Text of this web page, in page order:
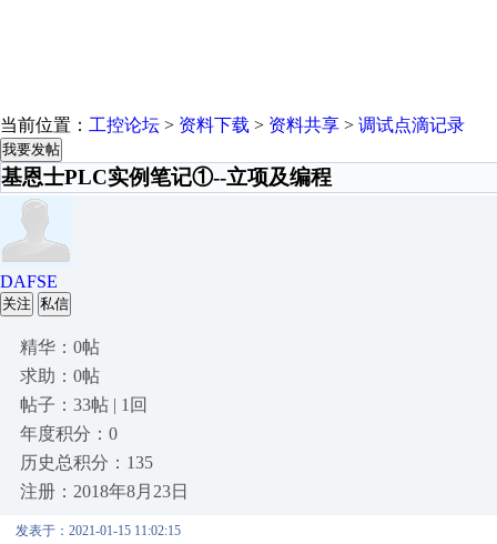
当前位置： 工控论坛 > 资料下载 > 资料共享 > 调试点滴记录
我要发帖
基恩士PLC实例笔记①--立项及编程
DAFSE
关注 私信
精华：0帖
求助：0帖
帖子：33帖 | 1回
年度积分：0
历史总积分：135
注册：2018年8月23日
发表于：2021-01-15 11:02:15